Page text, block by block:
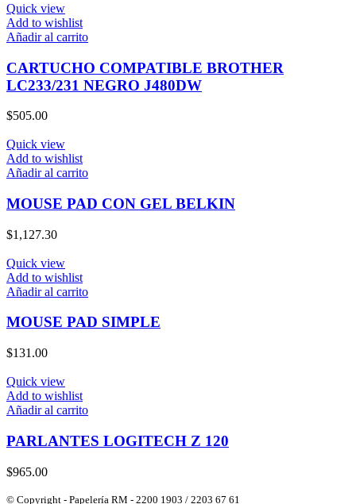
Quick view
Add to wishlist
Añadir al carrito
CARTUCHO COMPATIBLE BROTHER
LC233/231 NEGRO J480DW
$505.00
Quick view
Add to wishlist
Añadir al carrito
MOUSE PAD CON GEL BELKIN
$1,127.30
Quick view
Add to wishlist
Añadir al carrito
MOUSE PAD SIMPLE
$131.00
Quick view
Add to wishlist
Añadir al carrito
PARLANTES LOGITECH Z 120
$965.00
© Copyright - Papelería RM - 2200 1903 / 2203 67 61